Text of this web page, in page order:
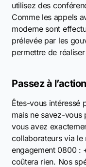
utilisez des
Comme les appels
moderne sont
prélevée par les
permettre de
Passez à l’action
Êtes-vous intéressé
mais ne savez-vous
vous avez
collaborateurs via le
engagement 0800 :
coûtera rien. Nos